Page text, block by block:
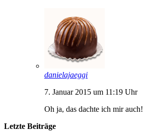
danielajaeggi
7. Januar 2015 um 11:19 Uhr
Oh ja, das dachte ich mir
Letzte Beiträge